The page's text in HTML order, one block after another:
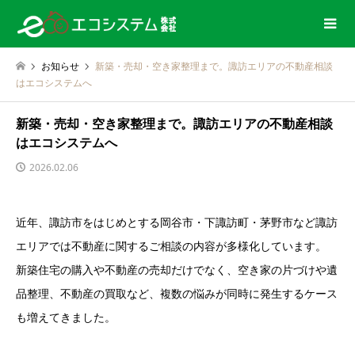
お知らせ
新築・売却・空き家整理まで。諏訪エリアの不動産相談
はエコシステムへ
新築・売却・空き家整理まで。諏訪エリアの不動産相談
はエコシステムへ
2026.02.06
近年、諏訪市をはじめとする岡谷市・下諏訪町・茅野市など諏訪
エリアでは不動産に関するご相談の内容が多様化しています。
新築住宅の購入や不動産の売却だけでなく、空き家の片づけや遺
品整理、不動産の買取など、複数の悩みが同時に発生するケース
も増えてきました。